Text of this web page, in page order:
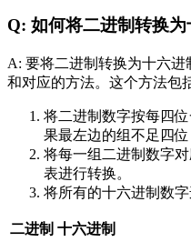
Q: 如何将二进制转换
A: 要将二进制转换为十六
和对应的方法。这个方法包
将二进制数字按每四
果最左边的组不足四位
将每一组二进制数字
表进行转换。
将所有的十六进制数
二进制 十六进制